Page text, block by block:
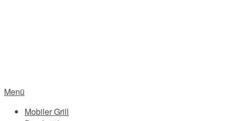
Menü
Mobiler Grill